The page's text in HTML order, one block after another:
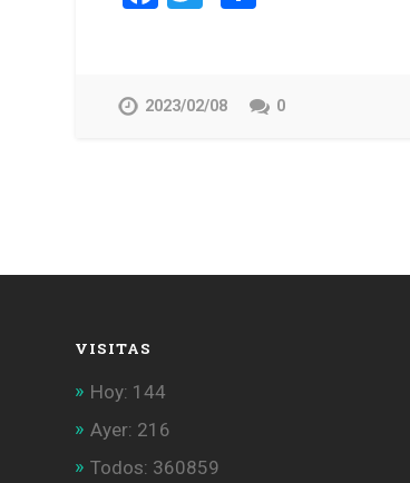
2023/02/08 0
VISITAS
Hoy: 144
Ayer: 216
Todos: 360859